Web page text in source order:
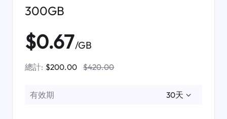
300GB
$0.67/GB
總計: $200.00 $420.00
有效期